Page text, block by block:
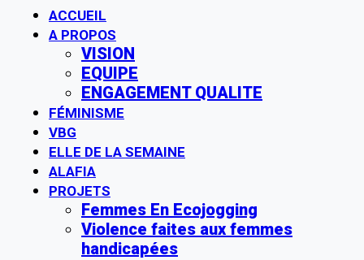
ACCUEIL
A PROPOS
VISION
EQUIPE
ENGAGEMENT QUALITE
FÉMINISME
VBG
ELLE DE LA SEMAINE
ALAFIA
PROJETS
Femmes En Ecojogging
Violence faites aux femmes
handicapées